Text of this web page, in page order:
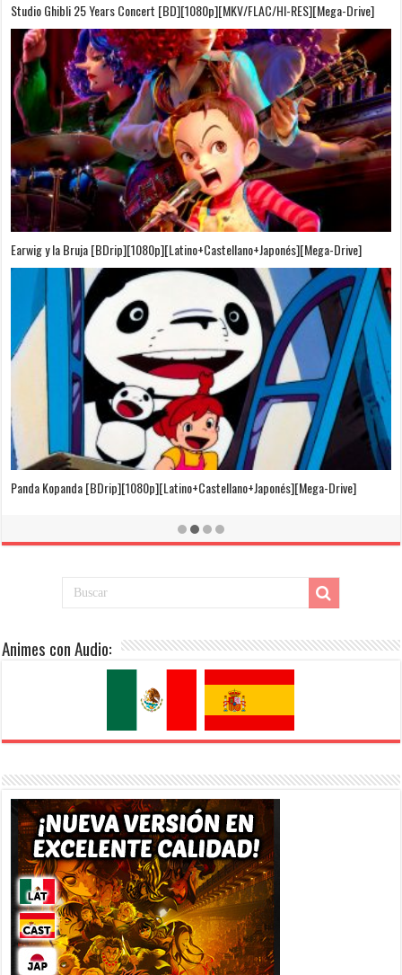
On Your Mark [OVA][BDrip][1080p][Sub-Español][Sub-English][MEGA]
Puedo Escuchar el Mar [Película][BDrip][1080p][Dual Audio]
[Castellano+Japonés][Sub-Español][MEGA]
Animes con Audio: